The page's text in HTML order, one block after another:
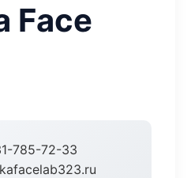
Face
785-72-33